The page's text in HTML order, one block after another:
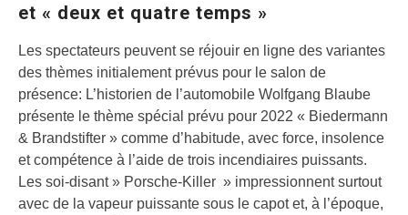
et « deux et quatre temps »
Les spectateurs peuvent se réjouir en ligne des variantes
des thèmes initialement prévus pour le salon de
présence: L’historien de l’automobile Wolfgang Blaube
présente le thème spécial prévu pour 2022 « Biedermann
& Brandstifter » comme d’habitude, avec force, insolence
et compétence à l’aide de trois incendiaires puissants.
Les soi-disant » Porsche-Killer » impressionnent surtout
avec de la vapeur puissante sous le capot et, à l’époque,